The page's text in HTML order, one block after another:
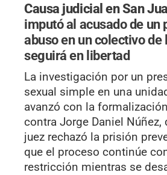
Causa judicial en San
imputó al acusado de un
abuso en un colectivo de
seguirá en libertad
La investigación por un
sexual simple en una
avanzó con la
contra Jorge Daniel Núñez,
juez rechazó la prisión
que el proceso continúe
restricción mientras se